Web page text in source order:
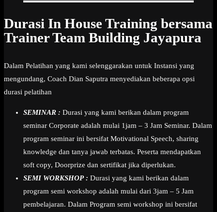
Durasi In House Training bersama
Trainer Team Building Jayapura
Dalam Pelatihan yang kami selenggarakan untuk Instansi yang
mengundang, Coach Dian Saputra menyediakan beberapa opsi
durasi pelatihan
SEMINAR : Durasi yang kami berikan dalam program
seminar Corporate adalah mulai 1jam – 3 Jam Seminar. Dalam
program seminar ini bersifat Motivational Speech, sharing
knowledge dan tanya jawab terbatas. Peserta mendapatkan
soft copy, Doorprize dan sertifikat jika diperlukan.
SEMI WORKSHOP : Durasi yang kami berikan dalam
program semi workshop adalah mulai dari 3jam – 5 Jam
pembelajaran. Dalam Program semi workshop ini bersifat